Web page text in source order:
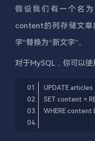
假设我们有一个名
content的列存储文章
字”替换为“新文字”。
对于MySQL，你可以使
SET content =
WHERE content